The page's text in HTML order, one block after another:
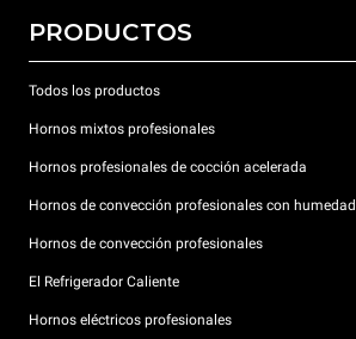
PRODUCTOS
Todos los productos
Hornos mixtos profesionales
Hornos profesionales de cocción acelerada
Hornos de convección profesionales con humedad
Hornos de convección profesionales
El Refrigerador Caliente
Hornos eléctricos profesionales